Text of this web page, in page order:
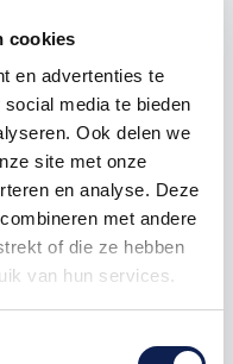
cookies
en advertenties te
media te bieden
Ook delen we
site met onze
en analyse. Deze
met andere
of die ze hebben
van hun services.
€ 1,88
€ 5,00
provincievlag